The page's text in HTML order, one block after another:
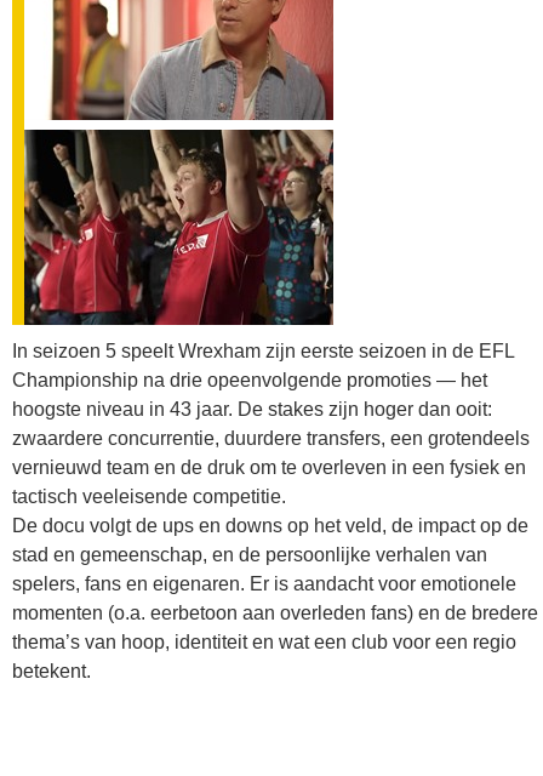
In seizoen 5 speelt Wrexham zijn eerste seizoen in de EFL
Championship na drie opeenvolgende promoties — het
hoogste niveau in 43 jaar. De stakes zijn hoger dan ooit:
zwaardere concurrentie, duurdere transfers, een grotendeels
vernieuwd team en de druk om te overleven in een fysiek en
tactisch veeleisende competitie.
De docu volgt de ups en downs op het veld, de impact op de
stad en gemeenschap, en de persoonlijke verhalen van
spelers, fans en eigenaren. Er is aandacht voor emotionele
momenten (o.a. eerbetoon aan overleden fans) en de bredere
thema’s van hoop, identiteit en wat een club voor een regio
betekent.